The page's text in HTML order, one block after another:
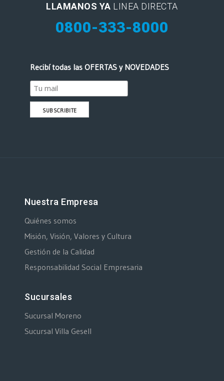
LLAMANOS YA LINEA DIRECTA
0800-333-8000
Recibí todas las OFERTAS y NOVEDADES
Nuestra Empresa
Quiénes somos
Misión, Visión, Valores y Cultura
Gestión de la Calidad
Responsabilidad Social Empresaria
Sucursales
Sucursal Moreno
Sucursal Villa Gesell